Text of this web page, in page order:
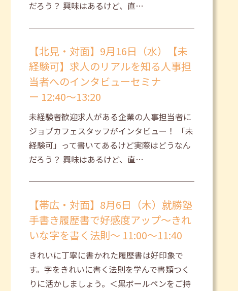
だろう？ 興味はあるけど、直…
【北見・対面】9月16日（水）【未
経験可】求人のリアルを知る人事担
当者へのインタビューセミナ
ー 12:40～13:20
未経験者歓迎求人がある企業の人事担当者に
ジョブカフェスタッフがインタビュー！ 「未
経験可」って書いてあるけど実際はどうなん
だろう？ 興味はあるけど、直…
【帯広・対面】8月6日（木）就勝塾
手書き履歴書で好感度アップ～きれ
いな字を書く法則～ 11:00～11:40
きれいに丁寧に書かれた履歴書は好印象で
す。字をきれいに書く法則を学んで書類つく
りに活かしましょう。＜黒ボールペンをご持